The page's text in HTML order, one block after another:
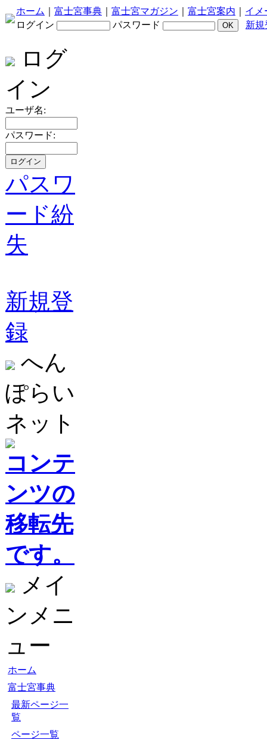
ホーム 富士宮事典 富士宮マガジン 富士宮案内
イメ
ログイン
パスワード 新規
ログ
イン
ユーザ名:
パスワード:
パスワ
ード紛
失
新規登
録
へん
ぽらい
ネット
コンテ
ンツの
移転先
です。
メイ
ンメニ
ュー
ホーム
富士宮事典
最新ページ一
覧
ページ一覧